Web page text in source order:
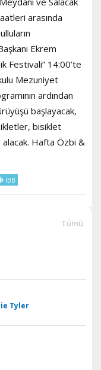
arasında
Ekrem
Festivali” 14:00’te
Mezuniyet
ardından
başlayacak,
bisiklet
Hafta Özbi &
İBB
Tümü
Tyler